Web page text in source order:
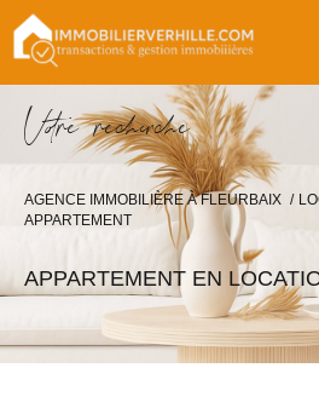
Vore recece
AGENCE IMMOBILIÈRE À FLEURBAIX
APPARTEMENT
APPARTEMENT EN